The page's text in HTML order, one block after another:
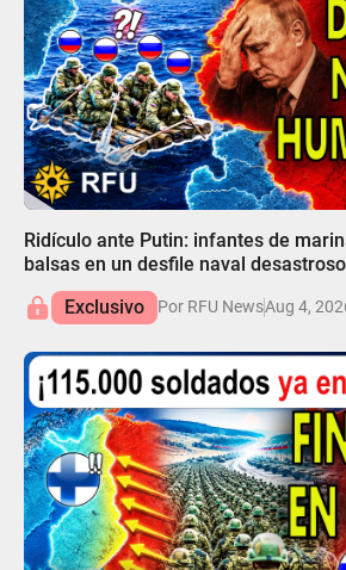
Ridículo ante Putin: infantes de
balsas en un desfile naval desastroso
Exclusivo
Por RFU NewsAug 4,